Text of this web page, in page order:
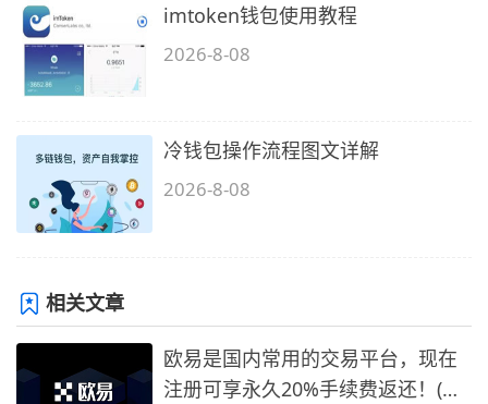
imtoken钱包使用教程
2026-8-08
冷钱包操作流程图文详解
2026-8-08
相关文章
欧易是国内常用的交易平台，现在
注册可享永久20%手续费返还！(必